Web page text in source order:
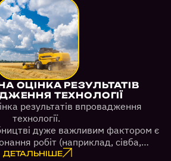
ОЦІНКА РЕЗУЛЬТАТІВ
ТЕХНОЛОГІЇ
результатів впровадження
технології.
дуже важливим фактором є
робіт (наприклад, сівба,
ЗЗР, збір урожаю, тощо)
ДЕТАЛЬНІШЕ